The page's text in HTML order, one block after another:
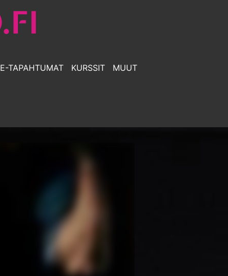
E-TAPAHTUMAT KURSSIT MUUT